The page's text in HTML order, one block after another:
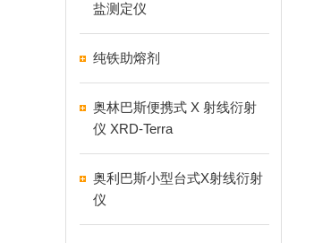
盐测定仪
纯铁助熔剂
奥林巴斯便携式 X 射线衍射
仪 XRD-Terra
奥利巴斯小型台式X射线衍射
仪